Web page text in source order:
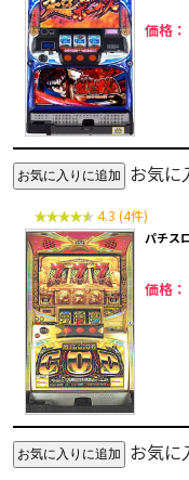
価格
お気に
4.3 (4件)
パチス
価格
お気に